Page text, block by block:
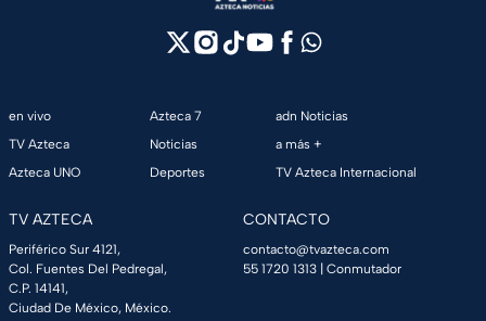
en vivo
TV Azteca
Azteca UNO
Azteca 7
Noticias
Deportes
adn Noticias
a más +
TV Azteca Internacional
TV AZTECA
Periférico Sur 4121,
Col. Fuentes Del Pedregal,
C.P. 14141,
Ciudad De México, México.
CONTACTO
contacto@tvazteca.com
55 1720 1313 | Conmutador